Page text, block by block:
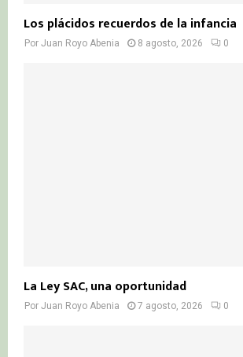
Los plácidos recuerdos de la infancia
Por Juan Royo Abenia 8 agosto, 2026 0
La Ley SAC, una oportunidad
Por Juan Royo Abenia 7 agosto, 2026 0